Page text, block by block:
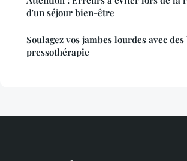
d'un séjour bien-être
Soulagez vos jambes lourdes avec des
pressothérapie